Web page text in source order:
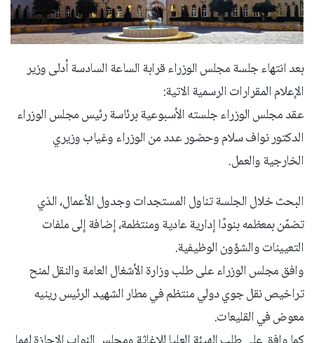
بعد انتهاء جلسة مجلس الوزراء قرابة الساعة السادسة أدلى وزير
الإعلام المقرارات الرسمية الاتية:
عقد مجلس الوزراء جلسته الأسبوعية برئاسة رئيس مجلس الوزراء
الدكتور نواف سلام وحضور عدد من الوزراء وغياب وزيري
الخارجية والعمل.
البحث خلال الجلسة تناول المستجدات وجدول الأعمال، الذي
تضمّن بمعظمه بنودًا إدارية عادية ومنتظمة، إضافة إلى ملفات
التعيينات والشؤون الوظيفية.
وافق مجلس الوزراء على طلب وزارة الأشغال العامة والنقل لمنح
تراخيص نقل جوي دولي منتظم في مطار الشهيد الرئيس رينيه
معوض في القليعات.